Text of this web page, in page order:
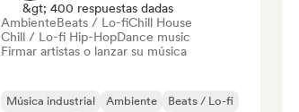
&gt; 400 respuestas dadas
AmbienteBeats / Lo-fiChill House
Chill / Lo-fi Hip-HopDance music
Firmar artistas o lanzar su música
Música industrial Ambiente
Beats / Lo-fi